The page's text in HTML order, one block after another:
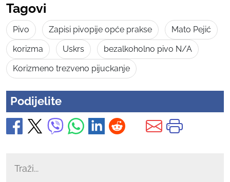
Tagovi
Pivo Zapisi pivopije opće prakse
Mato Pejić
korizma
Uskrs
bezalkoholno pivo N/A
Korizmeno trezveno pijuckanje
Podijelite